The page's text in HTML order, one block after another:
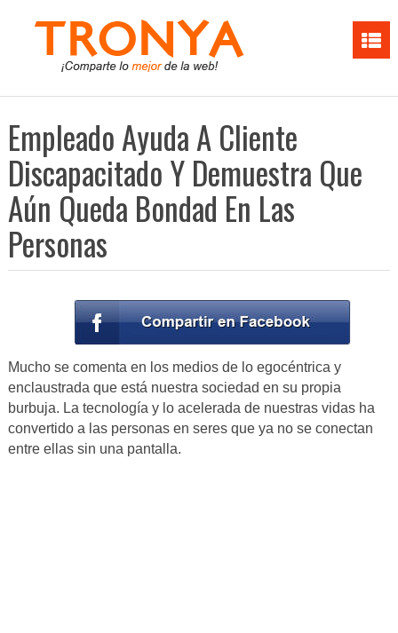
Empleado Ayuda A Cliente
Discapacitado Y Demuestra Que
Aún Queda Bondad En Las
Personas
Mucho se comenta en los medios de lo egocéntrica y
enclaustrada que está nuestra sociedad en su propia
burbuja. La tecnología y lo acelerada de nuestras vidas ha
convertido a las personas en seres que ya no se conectan
entre ellas sin una pantalla.